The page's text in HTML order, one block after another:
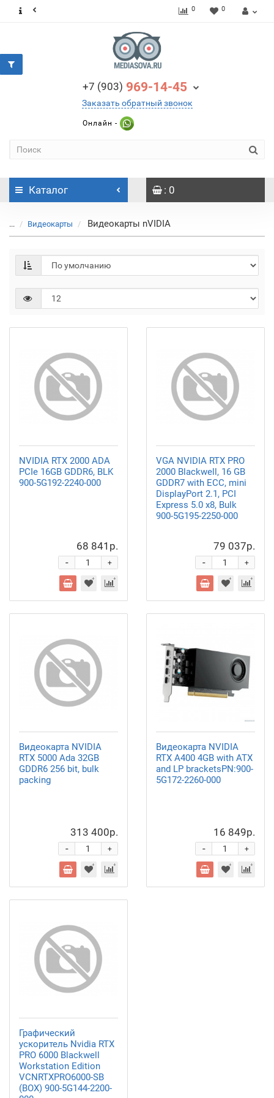
0 0
+7 (903) 969-14-45
Заказать обратный звонок
Онлайн -
Каталог : 0
... Видеокарты Видеокарты nVIDIA
NVIDIA RTX 2000 ADA
PCIe 16GB GDDR6, BLK
900-5G192-2240-000
68 841р.
+
-
VGA NVIDIA RTX PRO
2000 Blackwell, 16 GB
GDDR7 with ECC, mini
DisplayPort 2.1, PCI
Express 5.0 x8, Bulk
900-5G195-2250-000
79 037р.
+
-
Видеокарта NVIDIA
RTX 5000 Ada 32GB
GDDR6 256 bit, bulk
packing
313 400р.
+
-
Видеокарта NVIDIA
RTX A400 4GB with ATX
and LP bracketsPN:900-
5G172-2260-000
16 849р.
+
-
Графический
ускоритель Nvidia RTX
PRO 6000 Blackwell
Workstation Edition
VCNRTXPRO6000-SB
(BOX) 900-5G144-2200-